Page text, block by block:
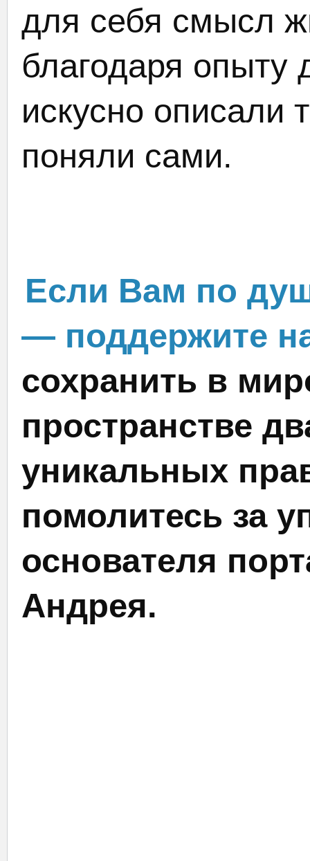
для себя смысл
благодаря опыту
искусно описали
поняли сами.
Если Вам по
— поддержите
сохранить в
пространстве
уникальных
помолитесь за
основателя
Андрея.